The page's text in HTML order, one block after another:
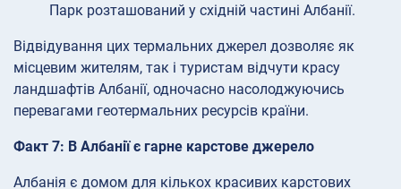
Парк розташований у східній частині Албанії.
Відвідування цих термальних джерел дозволяє як
місцевим жителям, так і туристам відчути красу
ландшафтів Албанії, одночасно насолоджуючись
перевагами геотермальних ресурсів країни.
Факт 7: В Албанії є гарне карстове джерело
Албанія є домом для кількох красивих карстових